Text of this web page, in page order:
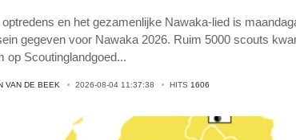
en het gezamenlijke Nawaka-lied is
gegeven voor Nawaka 2026. Ruim 5000 scouts
op Scoutinglandgoed...
VAN DE BEEK 2026-08-04 11:37:38 HITS 1606